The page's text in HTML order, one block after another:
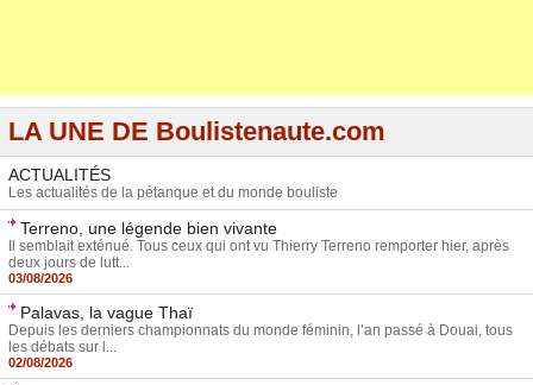
LA UNE DE Boulistenaute.com
ACTUALITÉS
Les actualités de la pétanque et du monde bouliste
Terreno, une légende bien vivante
Il semblait exténué. Tous ceux qui ont vu Thierry Terreno remporter hier, après
deux jours de lutt...
03/08/2026
Palavas, la vague Thaï
Depuis les derniers championnats du monde féminin, l’an passé à Douai, tous
les débats sur l...
02/08/2026